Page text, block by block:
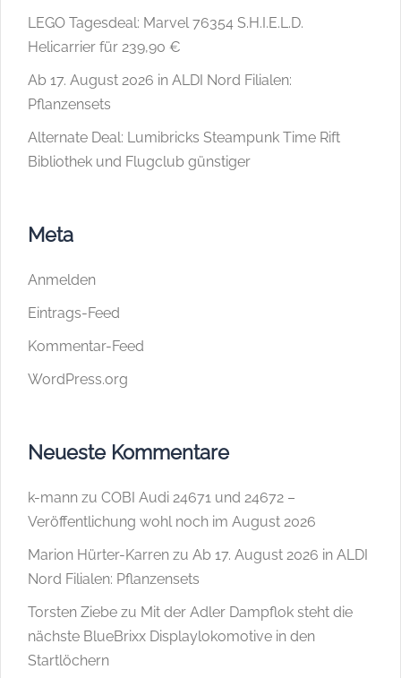
LEGO Tagesdeal: Marvel 76354 S.H.I.E.L.D.
Helicarrier für 239,90 €
Ab 17. August 2026 in ALDI Nord Filialen:
Pflanzensets
Alternate Deal: Lumibricks Steampunk Time Rift
Bibliothek und Flugclub günstiger
Meta
Anmelden
Eintrags-Feed
Kommentar-Feed
WordPress.org
Neueste Kommentare
k-mann zu COBI Audi 24671 und 24672 –
Veröffentlichung wohl noch im August 2026
Marion Hürter-Karren zu Ab 17. August 2026 in ALDI
Nord Filialen: Pflanzensets
Torsten Ziebe zu Mit der Adler Dampflok steht die
nächste BlueBrixx Displaylokomotive in den
Startlöchern